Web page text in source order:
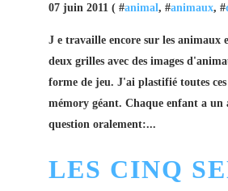
07 juin 2011 ( #animal , #animaux, #
J e travaille encore sur les animaux
deux grilles avec des images
forme de jeu. J'ai plastifié toutes
mémory géant. Chaque enfant a un
question oralement:...
LES CINQ